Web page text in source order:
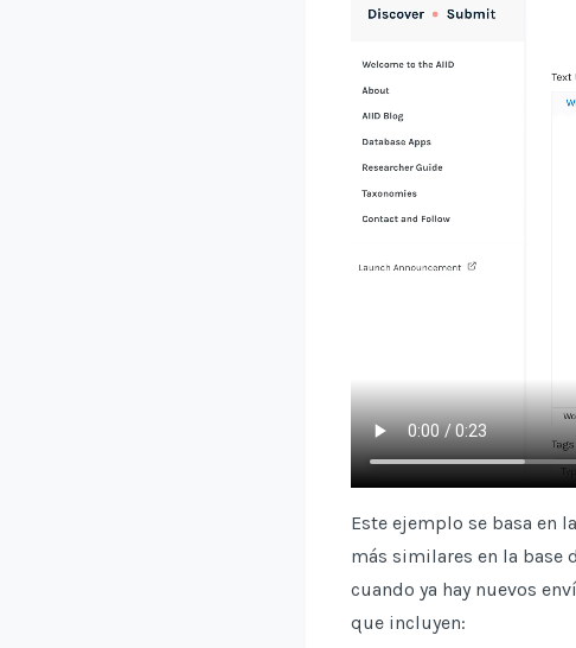
Este ejemplo se basa en la
más similares en la base
cuando ya hay nuevos
que incluyen: